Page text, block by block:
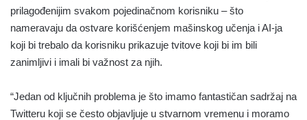
prilagođenijim svakom pojedinačnom korisniku – što
nameravaju da ostvare korišćenjem mašinskog učenja i AI-ja
koji bi trebalo da korisniku prikazuje tvitove koji bi im bili
zanimljivi i imali bi važnost za njih.
“Jedan od ključnih problema je što imamo fantastičan sadržaj na
Twitteru koji se često objavljuje u stvarnom vremenu i moramo